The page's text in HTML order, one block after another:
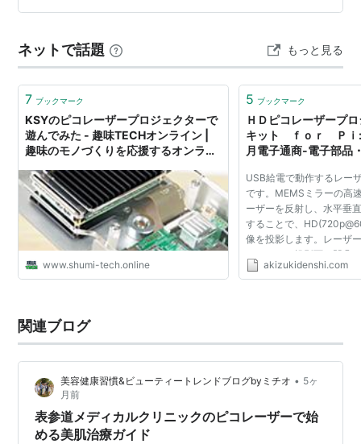
の悩み は、 毎日のスキンケアだけでは改善が、難しいケ
ネットで話題 もっと見る
7 ブックマーク
KSYのピコレーザープロジェクターで
遊んでみた - 趣味TECHオンライン |
趣味のモノづくりを応援するオンライ
www.shumi-tech.online
5 ブックマーク
ＨＤピコレーザープ
キット ｆｏｒ Ｐｉ:
月電子通商-電子部品
USB給電で動作するレー
です。MEMSミラーの高
ーザーを反射し、水平垂
することで、
像を投影します。レーザ
いるため、投影面の凹凸
ず、常にピントが合いま
akizukidenshi.com
関連ブログ
美容健康習慣&ビューティートレンドブログbyミチオ • 5ヶ
月前
表参道メディカルクリニックのピコレーザーで始
める美肌治療ガイド